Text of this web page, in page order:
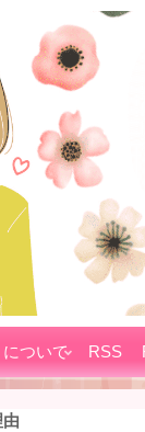
ついて RSS